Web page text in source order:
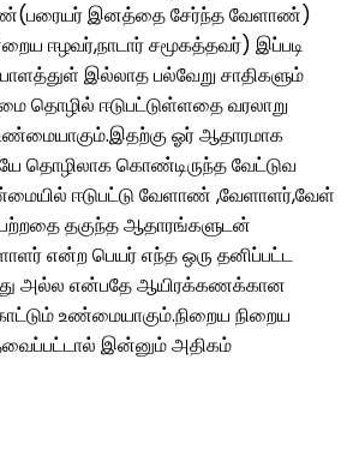
இனத்தை சேர்ந்த வேளாண்)
ஈழவர்,நாடார் சமூகத்தவர்) இப்படி
இல்லாத பல்வேறு சாதிகளும்
தொழில் ஈடுபட்டுள்ளதை வரலாறு
ஓர் ஆதாரமாக
தொழிலாக கொண்டிருந்த வேட்டுவ
ஈடுபட்டு வேளாண் ,வேளாளர்,வேள்
தகுந்த ஆதாரங்களுடன்
என்ற பெயர் எந்த ஒரு தனிப்பட்ட
அல்ல என்பதே ஆயிரக்கணக்கான
உண்மையாகும்.நிறைய நிறைய
இன்னும் அதிகம்